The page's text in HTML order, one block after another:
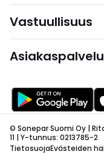
Vastuullisuus
Asiakaspalvelu
© Sonepar Suomi Oy |
11 | Y-tunnus: 0213785-2
TietosuojaEvästeiden